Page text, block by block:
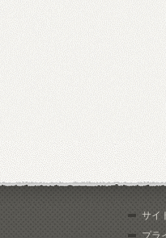
サイ
プラ